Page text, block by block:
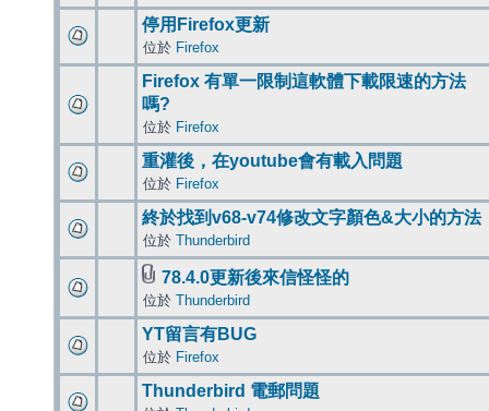
停用Firefox更新
位於 Firefox
Firefox 有單一限制這軟體下載限速的方法
嗎?
位於 Firefox
重灌後，在youtube會有載入問題
位於 Firefox
終於找到v68-v74修改文字顏色&大小的方法
位於 Thunderbird
78.4.0更新後來信怪怪的
位於 Thunderbird
YT留言有BUG
位於 Firefox
Thunderbird 電郵問題